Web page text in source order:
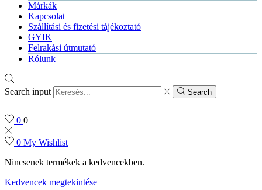
Márkák
Kapcsolat
Szállítási és fizetési tájékoztató
GYIK
Felrakási útmutató
Rólunk
Search input Search
0 0
0 My Wishlist
Nincsenek termékek a kedvencekben.
Kedvencek megtekintése